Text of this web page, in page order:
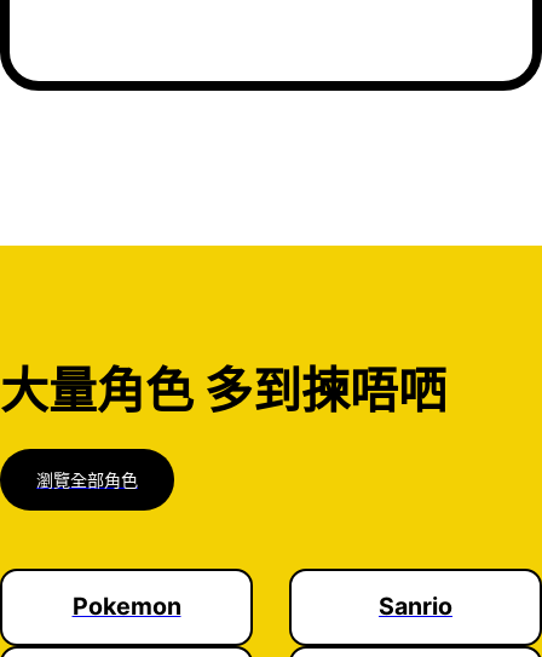
大量角色 多到揀唔哂
瀏覽全部角色
Sanrio
Pokemon